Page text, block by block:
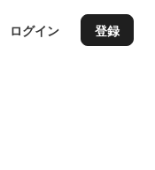
ログイン 登録